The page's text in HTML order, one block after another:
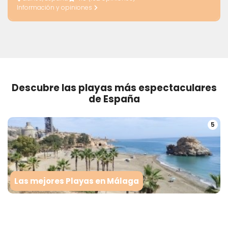
Información y opiniones
Descubre las playas más espectaculares
de España
5
Las mejores Playas en Málaga